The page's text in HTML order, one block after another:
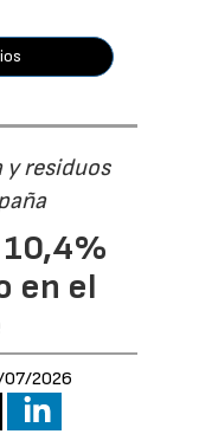
y residuos
en el
2026